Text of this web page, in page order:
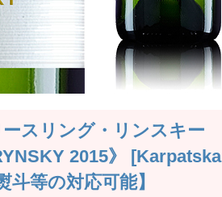
スリング・リンスキー
2015》 [Karpatska
等の対応可能】